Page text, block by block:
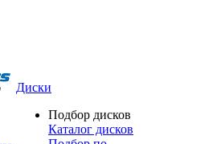
Диски
Подбор дисков
Каталог дисков